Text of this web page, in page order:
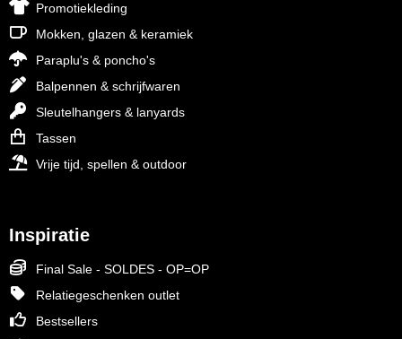
Promotiekleding
Mokken, glazen & keramiek
Paraplu's & poncho's
Balpennen & schrijfwaren
Sleutelhangers & lanyards
Tassen
Vrije tijd, spellen & outdoor
Inspiratie
Final Sale - SOLDES - OP=OP
Relatiegeschenken outlet
Bestsellers